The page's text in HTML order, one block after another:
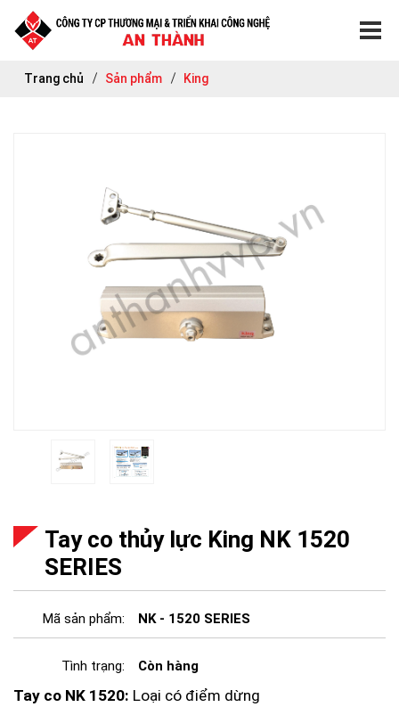
Trang chủ Sản phẩm King
Tay co thủy lực King NK 1520
SERIES
Mã sản phẩm: NK - 1520 SERIES
Tình trạng: Còn hàng
Tay co NK 1520: Loại có điểm dừng